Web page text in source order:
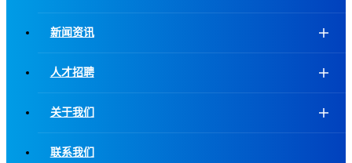
新闻资讯
人才招聘
关于我们
联系我们